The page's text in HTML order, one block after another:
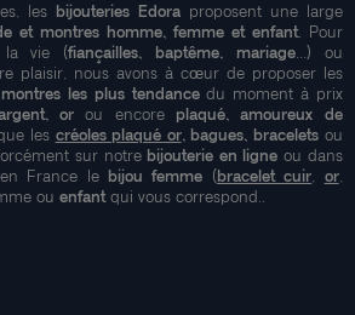
les bijouteries Edoraproposent une large
et montres homme, femme et enfant. Pour
la vie (fiançailles, baptême, mariage...) ou
plaisir, nous avons à cœur de proposer les
les plus tendancedu moment à prix
orou encore plaqué, amoureux de
les créoles plaqué or, bagues, braceletsou
sur notre bijouterie en ligne ou dans
France le bijou femme (bracelet cuir, or,
ou enfantqui vous correspond..